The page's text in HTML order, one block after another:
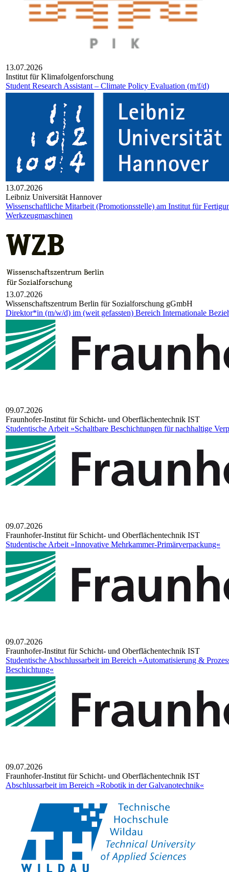
13.07.2026
Institut für Klimafolgenforschung
Student Research Assistant – Climate Policy Evaluation (m/f/d)
13.07.2026
Leib­niz Uni­ver­si­tät Han­no­ver
Wissenschaftliche Mitarbeit (Promotionsstelle) am Institut für
Werkzeugmaschinen
13.07.2026
Wis­sen­schafts­zen­trum Ber­lin für Sozi­al­for­schung gGmbH
Direktor*in (m/w/d) im (weit gefassten) Bereich Internationale
09.07.2026
Fraun­ho­fer-Insti­tut für Schicht- und Ober­flä­chen­tech­nik IST
Studentische Arbeit »Schaltbare Beschichtungen für nachhaltige
09.07.2026
Fraun­ho­fer-Insti­tut für Schicht- und Ober­flä­chen­tech­nik IST
Studentische Arbeit »Innovative Mehrkammer-Primärverpackung«
09.07.2026
Fraun­ho­fer-Insti­tut für Schicht- und Ober­flä­chen­tech­nik IST
Studentische Abschlussarbeit im Bereich »Automatisierung &
Beschichtung«
09.07.2026
Fraun­ho­fer-Insti­tut für Schicht- und Ober­flä­chen­tech­nik IST
Abschlussarbeit im Bereich »Robotik in der Galvanotechnik«